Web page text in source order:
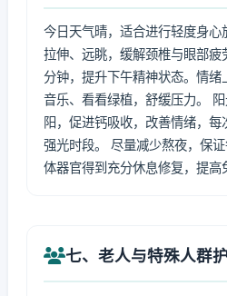
今日天气晴，适合进行轻度身
拉伸、远眺，缓解颈椎与眼部
分钟，提升下午精神状态。情
音乐、看看绿植，舒缓压力。
阳，促进钙吸收，改善情绪，
强光时段。 尽量减少熬夜，保
体器官得到充分休息修复，提高
七、老人与特殊人群